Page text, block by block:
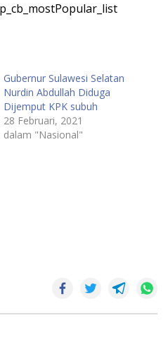
Gubernur Sulawesi Selatan
Nurdin Abdullah Diduga
Dijemput KPK subuh
28 Februari, 2021
dalam "Nasional"